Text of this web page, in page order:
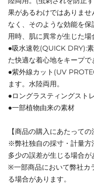
果があるわけではありま
なく、そのような効能を
用時、肌に異常が生じた
●吸水速乾(QUICK DRY):
た快適な着心地をキープで
●紫外線カット(UV
ます。水陸両用。
●ロングラスティングスト
●一部植物由来の素材
【商品の購入にあたっての
※弊社独自の採寸・計量方
多少の誤差が生じる場合が
※一部商品において弊社カ
る場合があります。